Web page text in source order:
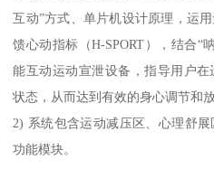
互动”方式、单片机设计原理，运
馈心动指标（H-SPORT），结合“
能互动运动宣泄设备，指导用户
状态，从而达到有效的身心调节和放
2) 系统包含运动减压区、心理舒
功能模块。